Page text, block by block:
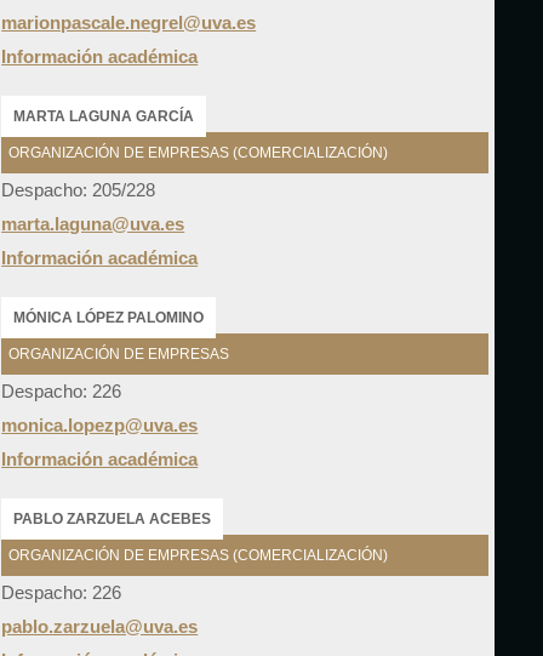
marionpascale.negrel@uva.es
Información académica
MARTA LAGUNA GARCÍA
ORGANIZACIÓN DE EMPRESAS (COMERCIALIZACIÓN)
Despacho: 205/228
marta.laguna@uva.es
Información académica
MÓNICA LÓPEZ PALOMINO
ORGANIZACIÓN DE EMPRESAS
Despacho: 226
monica.lopezp@uva.es
Información académica
PABLO ZARZUELA ACEBES
ORGANIZACIÓN DE EMPRESAS (COMERCIALIZACIÓN)
Despacho: 226
pablo.zarzuela@uva.es